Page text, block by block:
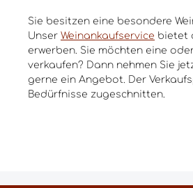
Sie besitzen eine besondere
Unser Weinankaufservice bietet
erwerben. Sie möchten eine
verkaufen? Dann nehmen Sie
gerne ein Angebot. Der
Bedürfnisse zugeschnitten.